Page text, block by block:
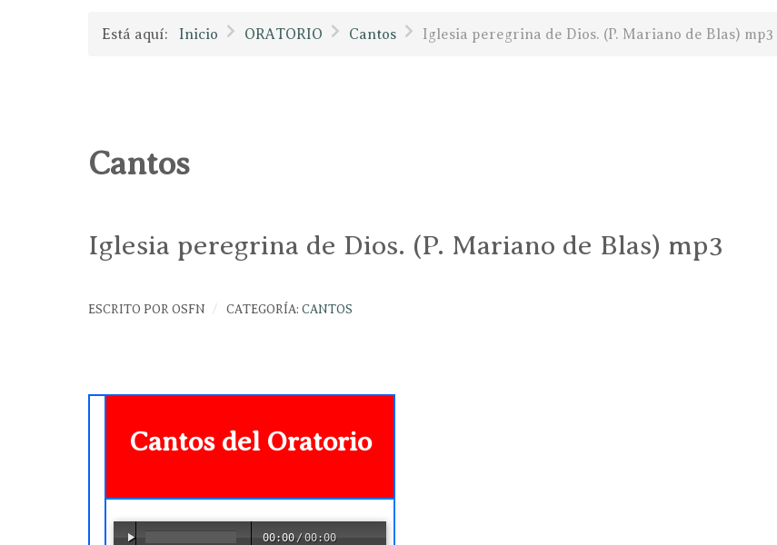
Está aquí: Inicio ORATORIO Cantos Iglesia peregrina de Dios. (P. Mariano de Blas) mp3
Cantos
Iglesia peregrina de Dios. (P. Mariano de Blas) mp3
ESCRITO POR OSFN CATEGORÍA: CANTOS
Cantos del Oratorio
00:00 /00:00